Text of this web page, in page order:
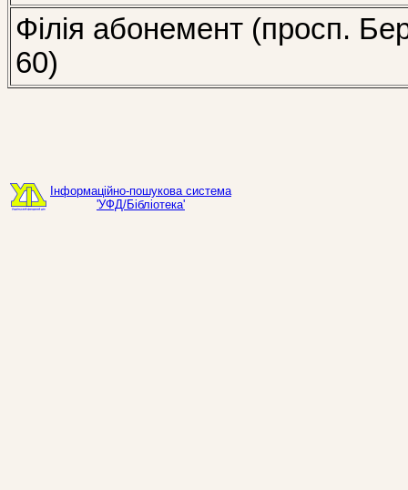
Філія абонемент (просп.
60)
Інформаційно-пошукова система
'УФД/Бібліотека'